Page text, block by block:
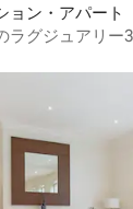
ョン・アパート
ラグジュアリー